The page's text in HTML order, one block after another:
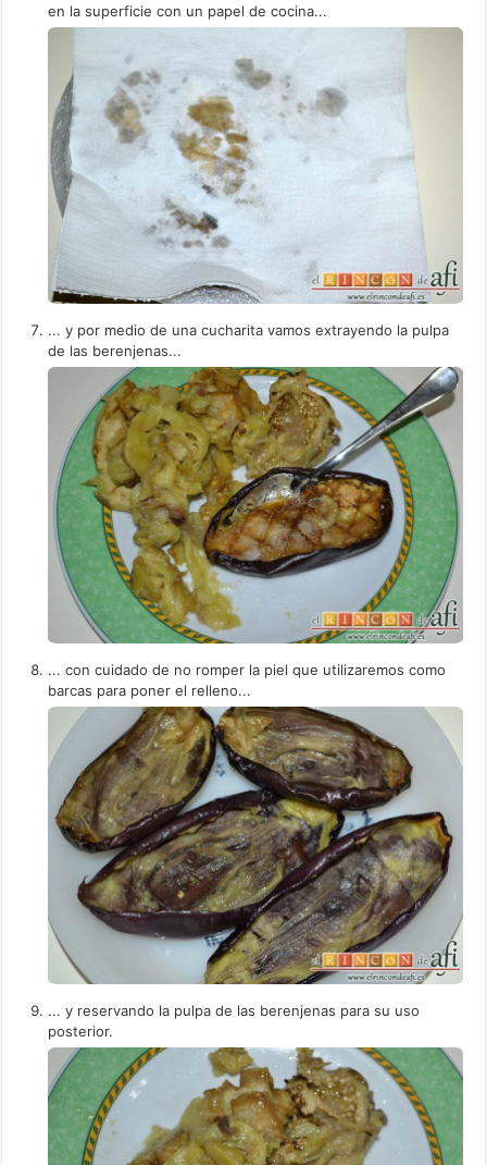
en la superficie con un papel de cocina...
... y por medio de una cucharita vamos extrayendo la pulpa
de las berenjenas...
... con cuidado de no romper la piel que utilizaremos como
barcas para poner el relleno...
... y reservando la pulpa de las berenjenas para su uso
posterior.